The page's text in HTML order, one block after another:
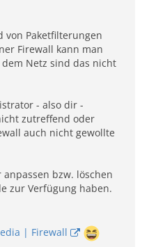
von Paketfilterungen
Firewall kann man
Netz sind das nicht
- also dir -
zutreffend oder
auch nicht gewollte
bzw. löschen
zur Verfügung haben.
| Firewall